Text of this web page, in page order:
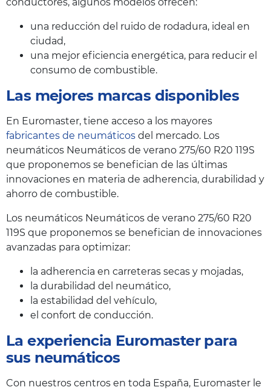
una reducción del ruido de rodadura, ideal en
ciudad,
una mejor eficiencia energética, para reducir el
consumo de combustible.
Las mejores marcas disponibles
En Euromaster, tiene acceso a los mayores
fabricantes de neumáticos del mercado. Los
neumáticos Neumáticos de verano 275/60 R20 119S
que proponemos se benefician de las últimas
innovaciones en materia de adherencia, durabilidad y
ahorro de combustible.
Los neumáticos Neumáticos de verano 275/60 R20
119S que proponemos se benefician de innovaciones
avanzadas para optimizar:
la adherencia en carreteras secas y mojadas,
la durabilidad del neumático,
la estabilidad del vehículo,
el confort de conducción.
La experiencia Euromaster para
sus neumáticos
Con nuestros centros en toda España, Euromaster le